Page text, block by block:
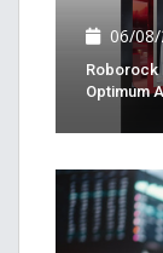
06/
Roborock
Optimum